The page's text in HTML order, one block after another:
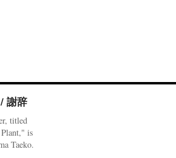
謝辞
titled
is
Taeko.